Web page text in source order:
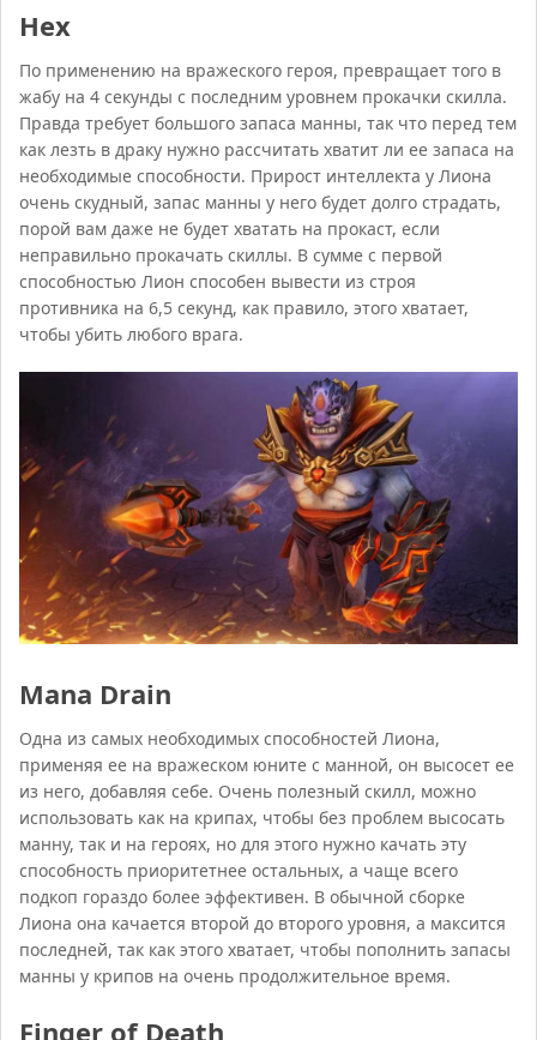
Hex
По применению на вражеского героя, превращает того в
жабу на 4 секунды с последним уровнем прокачки скилла.
Правда требует большого запаса манны, так что перед тем
как лезть в драку нужно рассчитать хватит ли ее запаса на
необходимые способности. Прирост интеллекта у Лиона
очень скудный, запас манны у него будет долго страдать,
порой вам даже не будет хватать на прокаст, если
неправильно прокачать скиллы. В сумме с первой
способностью Лион способен вывести из строя
противника на 6,5 секунд, как правило, этого хватает,
чтобы убить любого врага.
Mana Drain
Одна из самых необходимых способностей Лиона,
применяя ее на вражеском юните с манной, он высосет ее
из него, добавляя себе. Очень полезный скилл, можно
использовать как на крипах, чтобы без проблем высосать
манну, так и на героях, но для этого нужно качать эту
способность приоритетнее остальных, а чаще всего
подкоп гораздо более эффективен. В обычной сборке
Лиона она качается второй до второго уровня, а максится
последней, так как этого хватает, чтобы пополнить запасы
манны у крипов на очень продолжительное время.
Finger of Death